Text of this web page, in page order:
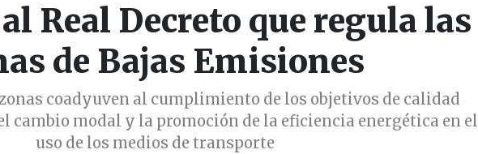
Real Decreto que regula las
de Bajas Emisiones
zonas coadyuven al cumplimiento de los objetivos de calidad
cambio modal y la promoción de la eficiencia energética en el
uso de los medios de transporte